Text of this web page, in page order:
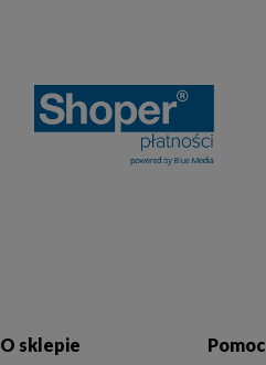
O sklepie Pomoc